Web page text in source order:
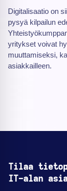
Digitalisaatio on
pysyä kilpailun
yritykset voivat
muuttamiseksi,
asiakkailleen.
Tilaa
IT-alan